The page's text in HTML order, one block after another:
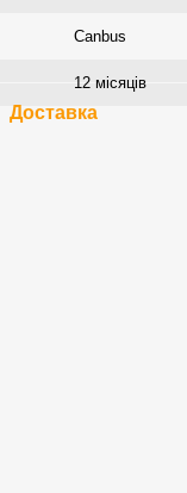
Canbus
12 місяців
Доставка